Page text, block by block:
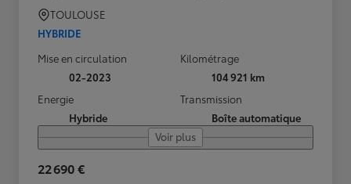
TOULOUSE
HYBRIDE
Mise en circulation
02-2023
Kilométrage
104 921 km
Energie
Hybride
Transmission
Boîte automatique
Voir plus
22 690 €